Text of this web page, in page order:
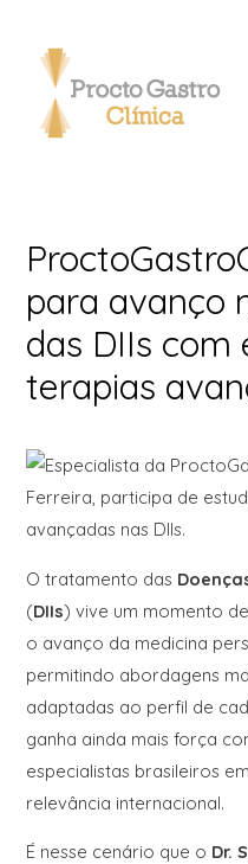
para avanço
das DIIs com
terapias
O tratamento das
(DIIs) vive um momento
o avanço da medicina
permitindo abordagens
adaptadas ao perfil de
ganha ainda mais força
especialistas brasileiros
relevância internacional.
É nesse cenário que o Dr.